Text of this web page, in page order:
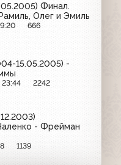
Финал.
Олег и Эмиль
666
15.05.2005) -
23:44 2242
- Фрейман
1139